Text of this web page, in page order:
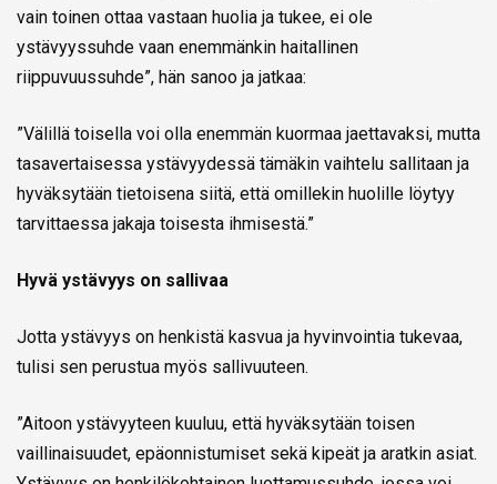
vain toinen ottaa vastaan huolia ja tukee, ei ole
ystävyyssuhde vaan enemmänkin haitallinen
riippuvuussuhde”, hän sanoo ja jatkaa:
”Välillä toisella voi olla enemmän kuormaa jaettavaksi, mutta
tasavertaisessa ystävyydessä tämäkin vaihtelu sallitaan ja
hyväksytään tietoisena siitä, että omillekin huolille löytyy
tarvittaessa jakaja toisesta ihmisestä.”
Hyvä ystävyys on sallivaa
Jotta ystävyys on henkistä kasvua ja hyvinvointia tukevaa,
tulisi sen perustua myös sallivuuteen.
”Aitoon ystävyyteen kuuluu, että hyväksytään toisen
vaillinaisuudet, epäonnistumiset sekä kipeät ja aratkin asiat.